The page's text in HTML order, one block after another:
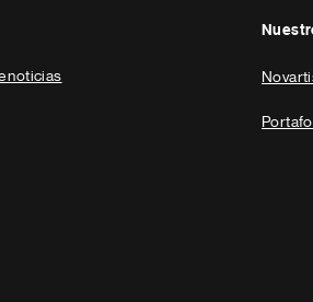
noticias